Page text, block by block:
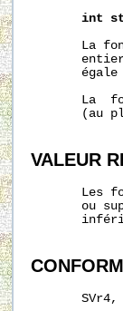
int
La
égale
La
(au
VALEUR
Les
ou
SVr4,